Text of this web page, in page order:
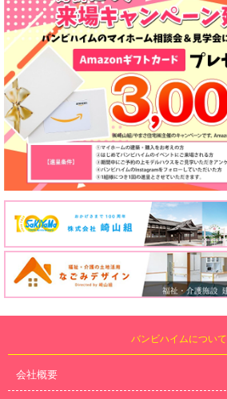
バンビハイムについて
会社概要